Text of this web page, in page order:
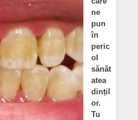
ne
pun
în
peric
ol
sănăt
atea
dințil
or.
Tu